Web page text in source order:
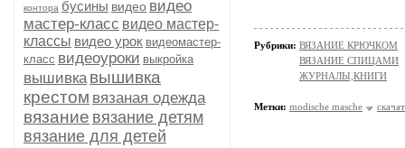
контора бусины видео видео
мастер-класс видео мастер-
классы видео урок видеомастер-
класс видеоуроки выкройка
вышивка вышивка
крестом вязаная одежда
вязание вязание детям
вязание для детей
Рубрики: ВЯЗАНИЕ КРЮЧКОМ
ВЯЗАНИЕ СПИЦАМИ
ЖУРНАЛЫ,КНИГИ
Метки: modische masche